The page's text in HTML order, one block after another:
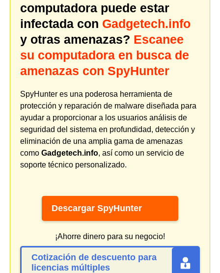
computadora puede estar
infectada con Gadgetech.info
y otras amenazas? Escanee
su computadora en busca de
amenazas con SpyHunter
SpyHunter es una poderosa herramienta de
protección y reparación de malware diseñada para
ayudar a proporcionar a los usuarios análisis de
seguridad del sistema en profundidad, detección y
eliminación de una amplia gama de amenazas
como Gadgetech.info, así como un servicio de
soporte técnico personalizado.
Descargar SpyHunter
¡Ahorre dinero para su negocio!
Cotización de descuento para
licencias múltiples